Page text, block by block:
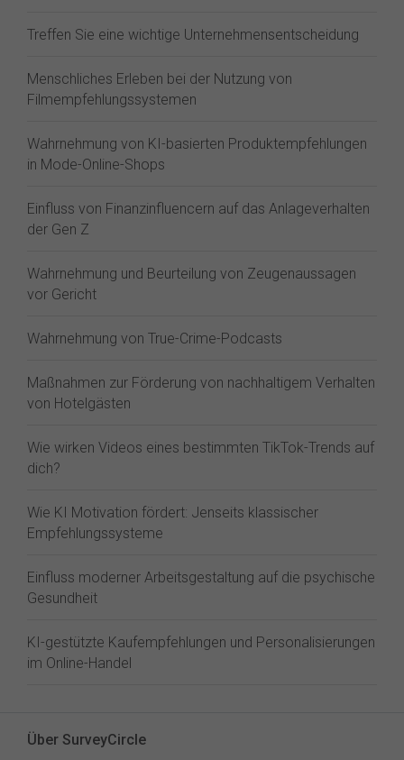
Treffen Sie eine wichtige Unternehmensentscheidung
Menschliches Erleben bei der Nutzung von
Filmempfehlungssystemen
Wahrnehmung von KI-basierten Produktempfehlungen
in Mode-Online-Shops
Einfluss von Finanzinfluencern auf das Anlageverhalten
der Gen Z⁠
Wahrnehmung und Beurteilung von Zeugenaussagen
vor Gericht
Wahrnehmung von True-Crime-Podcasts
Maßnahmen zur Förderung von nachhaltigem Verhalten
von Hotelgästen
Wie wirken Videos eines bestimmten TikTok-Trends auf
dich?
Wie KI Motivation fördert: Jenseits klassischer
Empfehlungssysteme
Einfluss moderner Arbeitsgestaltung auf die psychische
Gesundheit
KI-gestützte Kaufempfehlungen und Personalisierungen
im Online-Handel
Über SurveyCircle